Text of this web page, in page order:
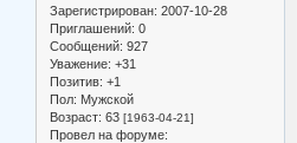
Зарегистрирован: 2007-10-28
Приглашений: 0
Сообщений: 927
Уважение: +31
Позитив: +1
Пол: Мужской
Возраст: 63 [1963-04-21]
Провел на форуме: